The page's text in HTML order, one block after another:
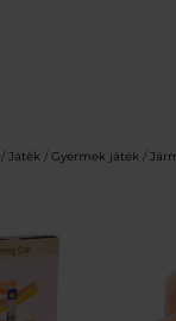
/ Játék / Gyermek játék /